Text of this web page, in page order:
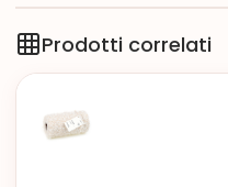
Prodotti correlati